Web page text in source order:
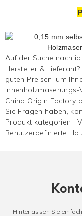
Auf der Suche nach
Hersteller &
guten Preisen, um
China Origin Factory
Sie Fragen haben,
Produkt kategorien :
Benutzerdefinierte
Hinterlassen Sie